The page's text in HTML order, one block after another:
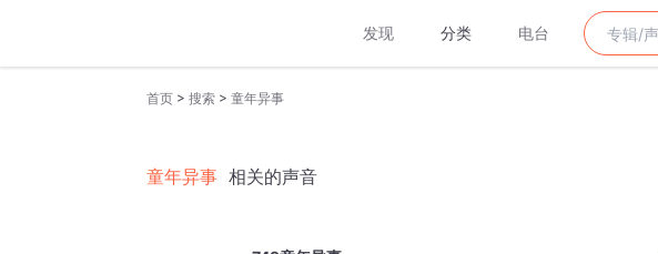
发现 分类 电台
首页 > 搜索 > 童年异事
童年异事 相关的声音